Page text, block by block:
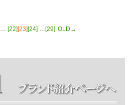
… [22][23][24] …[29] OLD→